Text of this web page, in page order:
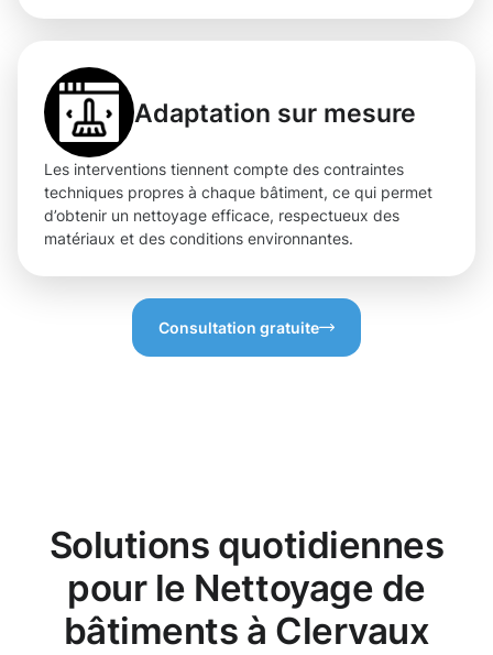
Adaptation sur mesure
Les interventions tiennent compte des contraintes
techniques propres à chaque bâtiment, ce qui permet
d’obtenir un nettoyage efficace, respectueux des
matériaux et des conditions environnantes.
Consultation gratuite
Solutions quotidiennes
pour le Nettoyage de
bâtiments à Clervaux